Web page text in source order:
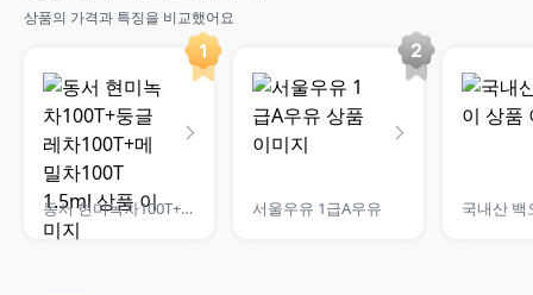
상품의 가격과 특징을 비교했어요
동서 현미녹차100T+둥글레차100T+메밀차100T 1.5ml 서울우유 1급A우유 국내산 백